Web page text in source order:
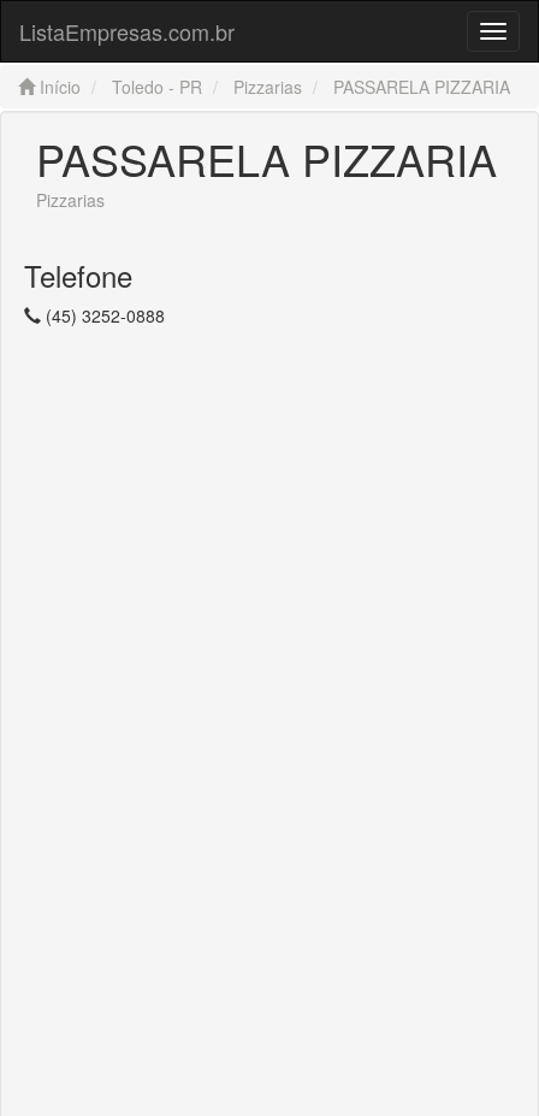
Menu
ListaEmpresas.com.br
Início Toledo - PR Pizzarias PASSARELA PIZZARIA
PASSARELA PIZZARIA
Pizzarias
Telefone
(45) 3252-0888